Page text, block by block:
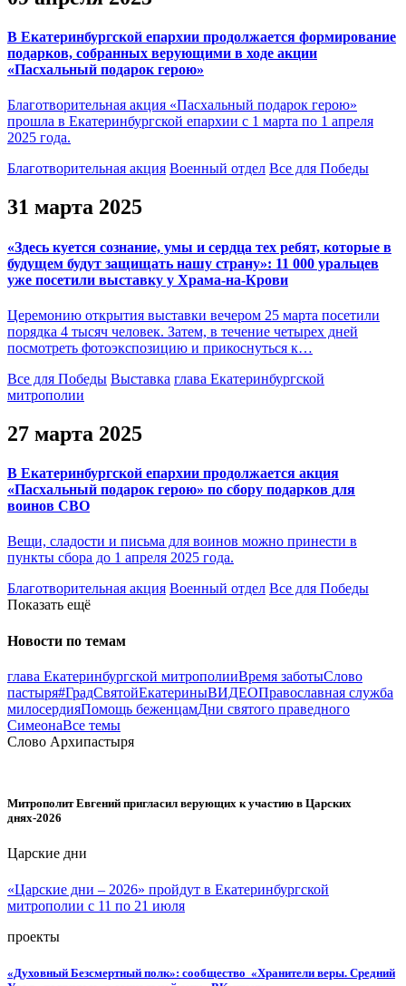
В Екатеринбургской епархии продолжается формирование
подарков, собранных верующими в ходе акции
«Пасхальный подарок герою»
Благотворительная акция «Пасхальный подарок герою»
прошла в Екатеринбургской епархии с 1 марта по 1 апреля
2025 года.
Благотворительная акция Военный отдел Все для Победы
31 марта 2025
«Здесь куется сознание, умы и сердца тех ребят, которые в
будущем будут защищать нашу страну»: 11 000 уральцев
уже посетили выставку у Храма-на-Крови
Церемонию открытия выставки вечером 25 марта посетили
порядка 4 тысяч человек. Затем, в течение четырех дней
посмотреть фотоэкспозицию и прикоснуться к…
Все для Победы Выставка глава Екатеринбургской
митрополии
27 марта 2025
В Екатеринбургской епархии продолжается акция
«Пасхальный подарок герою» по сбору подарков для
воинов СВО
Вещи, сладости и письма для воинов можно принести в
пункты сбора до 1 апреля 2025 года.
Благотворительная акция Военный отдел Все для Победы
Показать ещё
Новости по темам
глава Екатеринбургской митрополииВремя заботыСлово
пастыря#ГрадСвятойЕкатериныВИДЕОПравославная служба
милосердияПомощь беженцамДни святого праведного
СимеонаВсе темы
Слово Архипастыря
Митрополит Евгений пригласил верующих к участию в Царских
днях-2026
Царские дни
«Царские дни – 2026» пройдут в Екатеринбургской
митрополии с 11 по 21 июля
проекты
«Духовный Безсмертный полк»: сообщество «Хранители веры. Средний